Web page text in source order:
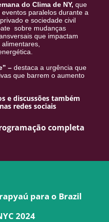
do Clima de NY, que
paralelos durante a
e sociedade civil
sobre mudanças
que impactam
– destaca a urgência que
que barrem o aumento
e discussões também
redes sociais
completa
para o Brazil
2024